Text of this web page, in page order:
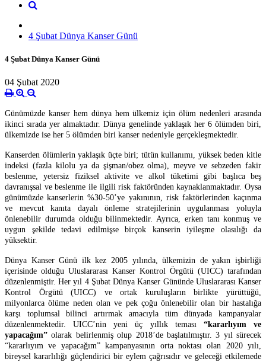
4 Şubat Dünya Kanser Günü
4 Şubat Dünya Kanser Günü
04 Şubat 2020
Günümüzde kanser hem dünya hem ülkemiz için ölüm nedenleri arasında
ikinci sırada yer almaktadır. Dünya genelinde yaklaşık her 6 ölümden biri,
ülkemizde ise her 5 ölümden biri kanser nedeniyle gerçekleşmektedir.
Kanserden ölümlerin yaklaşık üçte biri; tütün kullanımı, yüksek beden kitle
indeksi (fazla kilolu ya da şişman/obez olma), meyve ve sebzeden fakir
beslenme, yetersiz fiziksel aktivite ve alkol tüketimi gibi başlıca beş
davranışsal ve beslenme ile ilgili risk faktöründen kaynaklanmaktadır. Oysa
günümüzde kanserlerin %30-50’ye yakınının, risk faktörlerinden kaçınma
ve mevcut kanıta dayalı önleme stratejilerinin uygulanması yoluyla
önlenebilir durumda olduğu bilinmektedir. Ayrıca, erken tanı konmuş ve
uygun şekilde tedavi edilmişse birçok kanserin iyileşme olasılığı da
yüksektir.
Dünya Kanser Günü ilk kez 2005 yılında, ülkemizin de yakın işbirliği
içerisinde olduğu Uluslararası Kanser Kontrol Örgütü (UICC) tarafından
düzenlenmiştir. Her yıl 4 Şubat Dünya Kanser Gününde Uluslararası Kanser
Kontrol Örgütü (UICC) ve ortak kuruluşların birlikte yürüttüğü,
milyonlarca ölüme neden olan ve pek çoğu önlenebilir olan bir hastalığa
karşı toplumsal bilinci artırmak amacıyla tüm dünyada kampanyalar
düzenlenmektedir. UICC’nin yeni üç yıllık teması “kararlıyım ve
yapacağım” olarak belirlenmiş olup 2018’de başlatılmıştır. 3 yıl sürecek
“kararlıyım ve yapacağım” kampanyasının orta noktası olan 2020 yılı,
bireysel kararlılığı güçlendirici bir eylem çağrısıdır ve geleceği etkilemede